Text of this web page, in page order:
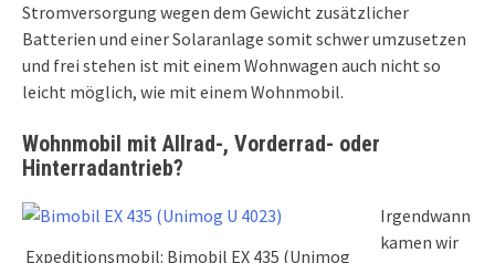
Stromversorgung wegen dem Gewicht zusätzlicher
Batterien und einer Solaranlage somit schwer umzusetzen
und frei stehen ist mit einem Wohnwagen auch nicht so
leicht möglich, wie mit einem Wohnmobil.
Wohnmobil mit Allrad-, Vorderrad- oder
Hinterradantrieb?
Expeditionsmobil: Bimobil EX 435 (Unimog
Irgendwann
kamen wir